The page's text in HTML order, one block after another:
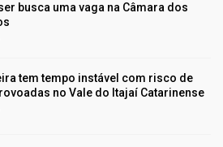
busca uma vaga na Câmara dos
tem tempo instável com risco de
no Vale do Itajaí Catarinense